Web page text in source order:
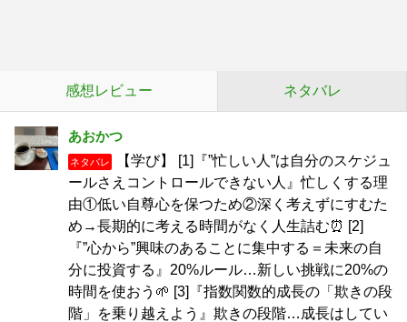
感想レビュー ネタバレ
あおかつ
ネタバレ
【学び】 [1]『”忙しい人”は自分のスケジュ
ールさえコントロールできない人』忙しくする理
由①低い自尊心を保つため②深く考えずにすむた
め→長期的に考える時間がなく人生詰む⏰ [2]
『”心から”興味のあることに集中する＝未来の自
分に投資する』20%ルール…新しい挑戦に20%の
時間を使おう🌱 [3]『指数関数的成長の「欺きの段
階」を乗り越えよう』欺きの段階…成長はしてい